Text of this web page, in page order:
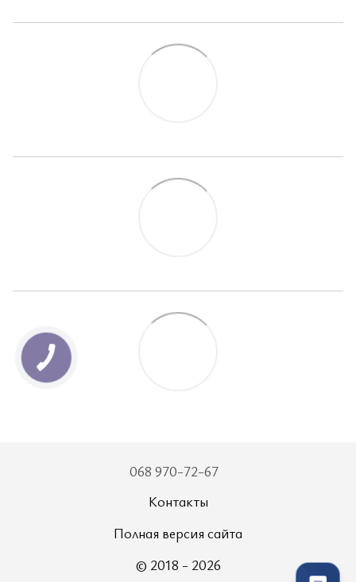
068 970-72-67
Контакты
Полная версия сайта
© 2018 - 2026